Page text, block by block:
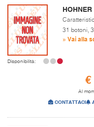
31 botoni,
» Vai alla
Disponibilità:
€
Al
CONTATTACI